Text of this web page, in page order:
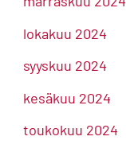
lokakuu 2024
syyskuu 2024
kesäkuu 2024
toukokuu 2024